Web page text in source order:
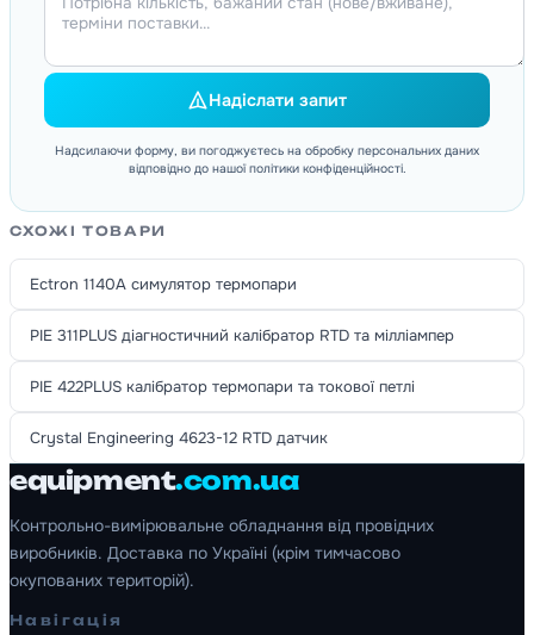
Надіслати запит
Надсилаючи форму, ви погоджуєтесь на обробку персональних даних
відповідно до нашої політики конфіденційності.
СХОЖІ ТОВАРИ
Ectron 1140A симулятор термопари
PIE 311PLUS діагностичний калібратор RTD та мілліампер
PIE 422PLUS калібратор термопари та токової петлі
Crystal Engineering 4623-12 RTD датчик
equipment.com.ua
Контрольно-вимірювальне обладнання від провідних
виробників. Доставка по Україні (крім тимчасово
окупованих територій).
Навігація